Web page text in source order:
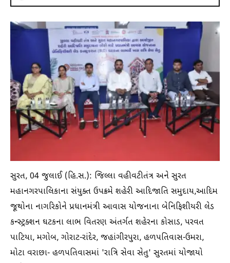
સુરત, 04 જુલાઈ (હિ.સ.): જિલ્લા વહીવટીતંત્ર અને સુરત
મહાનગરપાલિકાના સંયુક્ત ઉપક્રમે શહેરી આદિજાતિ સમુદાય,આદિમ
જૂથોના નાગરિકોને પ્રધાનમંત્રી આવાસ યોજનાના બેનિફિશીયરી લેડ
કન્સ્ટ્રક્શન ઘટકના લાભ વિતરણ અંતર્ગત શહેરના કોસાડ, પરવત
પાટિયા, મગોબ, ગોરાટ-રાંદેર, જહાંગીરપુરા, હળપતિવાસ-ઉમરા,
મોટા વરાછા- હળપતિવાસમાં 'રાત્રિ સેવા સેતુ' સુરતમાં યોજાયો